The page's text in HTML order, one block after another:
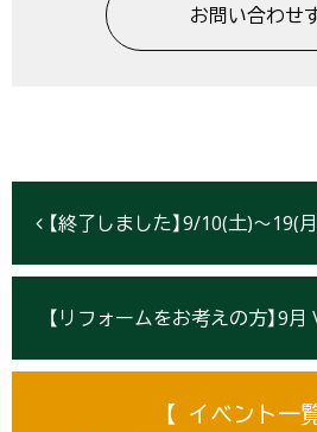
お問い合わせ
【 イベント一